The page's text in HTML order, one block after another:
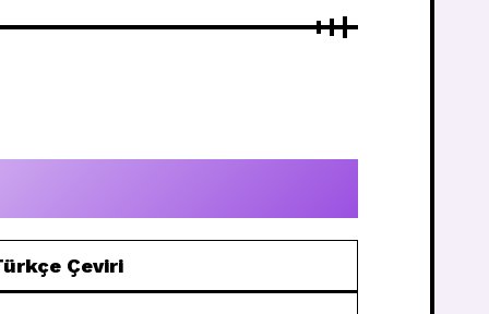
Çeviri